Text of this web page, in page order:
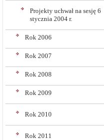
Projekty uchwał na sesję 6
stycznia 2004 r.
Rok 2006
Rok 2007
Rok 2008
Rok 2009
Rok 2010
Rok 2011